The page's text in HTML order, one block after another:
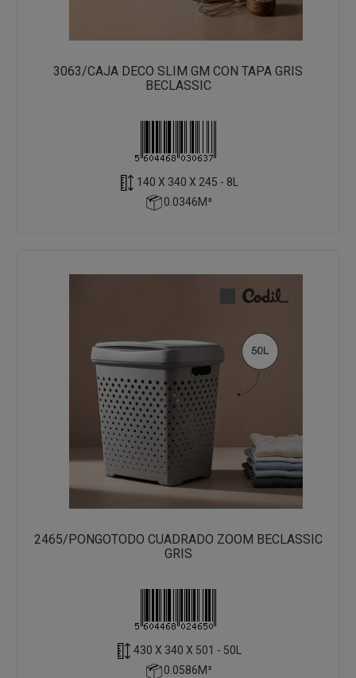
3063/CAJA DECO SLIM GM CON TAPA GRIS
BECLASSIC
140 X 340 X 245 - 8L
0.0346M³
2465/PONGOTODO CUADRADO ZOOM BECLASSIC
GRIS
430 X 340 X 501 - 50L
0.0586M³